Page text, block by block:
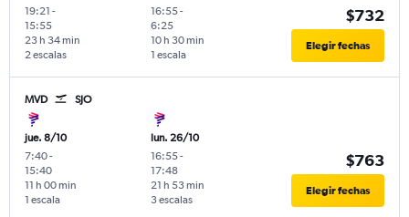
19:21 -
15:55
2 escalas
23 h 34 min
16:55-
6:25
1 escala
10 h 30 min
$732
Elegir fechas
MVD SJO
jue. 8/10
7:40-
15:40
1 escala
11 h 00 min
lun. 26/10
16:55-
17:48
3 escalas
21 h 53 min
$763
Elegir fechas